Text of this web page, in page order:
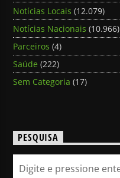
Notícias Locais (12.079)
Notícias Nacionais (10.966)
Parceiros (4)
Saúde (222)
Sem Categoria (17)
PESQUISA